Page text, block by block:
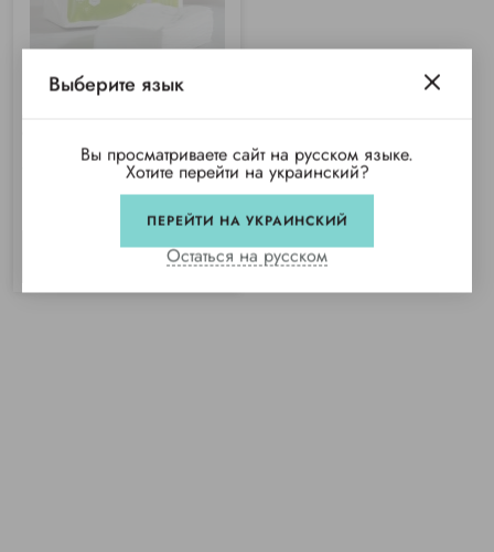
Купили 262 раза
СООБЩИТЬ
Выберите язык
Вы просматриваете сайт на русском языке.
Хотите перейти на украинский?
ПЕРЕЙТИ НА УКРАИНСКИЙ
Остаться на русском